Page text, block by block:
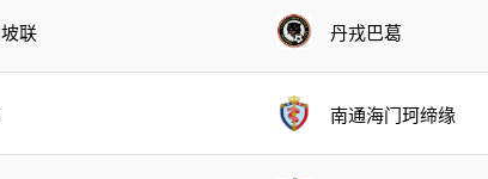
联 丹戎巴葛
南通海门珂缔缘